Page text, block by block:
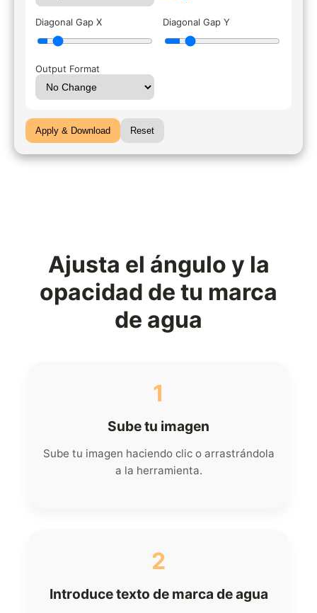
Diagonal Gap X Diagonal Gap Y
Output Format
Apply & Download Reset
Ajusta el ángulo y la
opacidad de tu marca
de agua
1
Sube tu imagen
Sube tu imagen haciendo clic o arrastrándola
a la herramienta.
2
Introduce texto de marca de agua